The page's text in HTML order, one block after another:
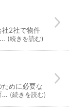
社2社で物件
続きを読む
めに必要な
…
続きを読む